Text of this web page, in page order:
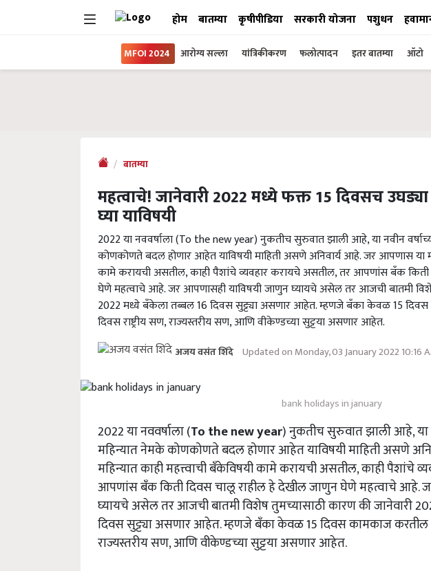
होम बातम्या कृषीपीडिया सरकारी योजना पशुधन
MFOI 2024 आरोग्य सल्ला यांत्रिकीकरण फलोत्पादन इतर बातम्या ऑटो
बातम्या
महत्वाचे! जानेवारी 2022 मध्ये फक्त 15 दिवसच
घ्या याविषयी
2022 या नववर्षाला (To the new year) नुकतीच सुरुवात झाली आहे, या नवीन
कोणकोणते बदल होणार आहेत याविषयी माहिती असणे अनिवार्य आहे. जर आपणास या
कामे करायची असतील, काही पैशांचे व्यवहार करायचे असतील, तर आपणांस बँक
घेणे महत्वाचे आहे. जर आपणासही याविषयी जाणुन घ्यायचे असेल तर आजची बातमी
2022 मध्ये बँकेला तब्बल 16 दिवस सुट्ट्या असणार आहेत. म्हणजे बँका केवळ 15
दिवस राष्ट्रीय सण, राज्यस्तरीय सण, आणि वीकेण्डच्या सुट्टया असणार आहेत.
अजय वसंत शिंदे Updated on Monday, 03 January 2022 10:16
bank holidays in january
2022 या नववर्षाला (To the new year) नुकतीच सुरुवात झाली आहे, या
महिन्यात नेमके कोणकोणते बदल होणार आहेत याविषयी माहिती असणे
महिन्यात काही महत्त्वाची बँकेविषयी कामे करायची असतील, काही पैशांचे
आपणांस बँक किती दिवस चालू राहील हे देखील जाणुन घेणे महत्वाचे आहे.
घ्यायचे असेल तर आजची बातमी विशेष तुमच्यासाठी कारण की जानेवारी
दिवस सुट्ट्या असणार आहेत. म्हणजे बँका केवळ 15 दिवस कामकाज करतील
राज्यस्तरीय सण, आणि वीकेण्डच्या सुट्टया असणार आहेत.